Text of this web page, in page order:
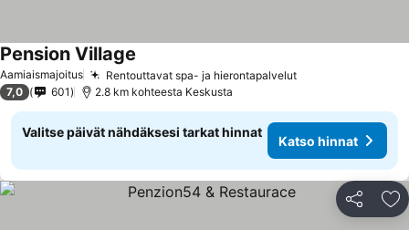
Aamiaismajoitus Rentouttavat spa- ja hierontapalvelut
Pension Village
7,0 601 2.8 km kohteesta Keskusta
Valitse päivät nähdäksesi tarkat hinnat
Katso hinnat
Jaa